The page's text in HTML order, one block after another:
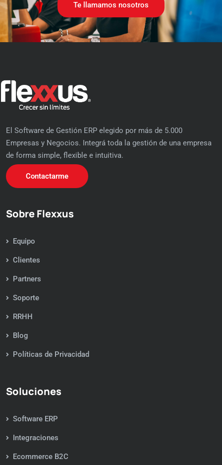
Te llamamos nosotros
El Software de Gestión ERP elegido por más de 5.000
Empresas y Negocios. Integrá toda la gestión de una empresa
de forma simple, flexible e intuitiva.
Contactarme
Sobre Flexxus
Equipo
Clientes
Partners
Soporte
RRHH
Blog
Políticas de Privacidad
Soluciones
Software ERP
Integraciones
Ecommerce B2C